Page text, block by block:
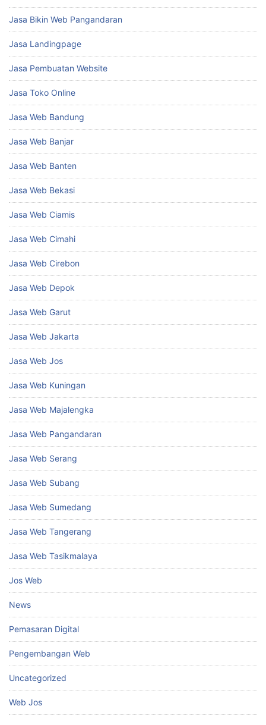
Jasa Bikin Web Pangandaran
Jasa Landingpage
Jasa Pembuatan Website
Jasa Toko Online
Jasa Web Bandung
Jasa Web Banjar
Jasa Web Banten
Jasa Web Bekasi
Jasa Web Ciamis
Jasa Web Cimahi
Jasa Web Cirebon
Jasa Web Depok
Jasa Web Garut
Jasa Web Jakarta
Jasa Web Jos
Jasa Web Kuningan
Jasa Web Majalengka
Jasa Web Pangandaran
Jasa Web Serang
Jasa Web Subang
Jasa Web Sumedang
Jasa Web Tangerang
Jasa Web Tasikmalaya
Jos Web
News
Pemasaran Digital
Pengembangan Web
Uncategorized
Web Jos